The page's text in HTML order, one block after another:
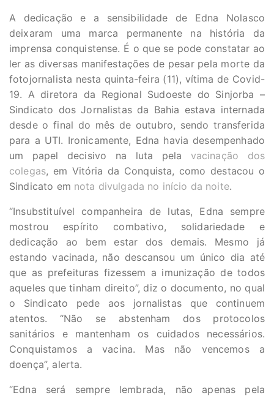
A dedicação e a sensibilidade de Edna Nolasco
deixaram uma marca permanente na história da
imprensa conquistense. É o que se pode constatar ao
ler as diversas manifestações de pesar pela morte da
fotojornalista nesta quinta-feira (11), vítima de Covid-
19. A diretora da Regional Sudoeste do Sinjorba –
Sindicato dos Jornalistas da Bahia estava internada
desde o final do mês de outubro, sendo transferida
para a UTI. Ironicamente, Edna havia desempenhado
um papel decisivo na luta pela vacinação dos
colegas, em Vitória da Conquista, como destacou o
Sindicato em nota divulgada no início da noite.
“Insubstituível companheira de lutas, Edna sempre
mostrou espírito combativo, solidariedade e
dedicação ao bem estar dos demais. Mesmo já
estando vacinada, não descansou um único dia até
que as prefeituras fizessem a imunização de todos
aqueles que tinham direito”, diz o documento, no qual
o Sindicato pede aos jornalistas que continuem
atentos. “Não se abstenham dos protocolos
sanitários e mantenham os cuidados necessários.
Conquistamos a vacina. Mas não vencemos a
doença”, alerta.
“Edna será sempre lembrada, não apenas pela